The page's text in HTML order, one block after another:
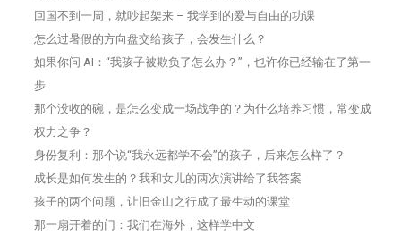
回国不到一周，就吵起架来 – 我学到的爱与自由的功课
怎么过暑假的方向盘交给孩子，会发生什么？
如果你问 AI：“我孩子被欺负了怎么办？”，也许你已经输在了第一
步
那个没收的碗，是怎么变成一场战争的？为什么培养习惯，常变成
权力之争？
身份复利：那个说“我永远都学不会”的孩子，后来怎么样了？
成长是如何发生的？我和女儿的两次演讲给了我答案
孩子的两个问题，让旧金山之行成了最生动的课堂
那一扇开着的门：我们在海外，这样学中文